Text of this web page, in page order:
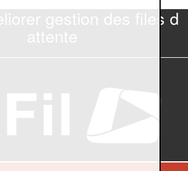
gestion des files d